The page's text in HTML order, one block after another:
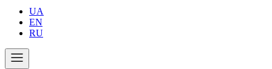
UA
EN
RU